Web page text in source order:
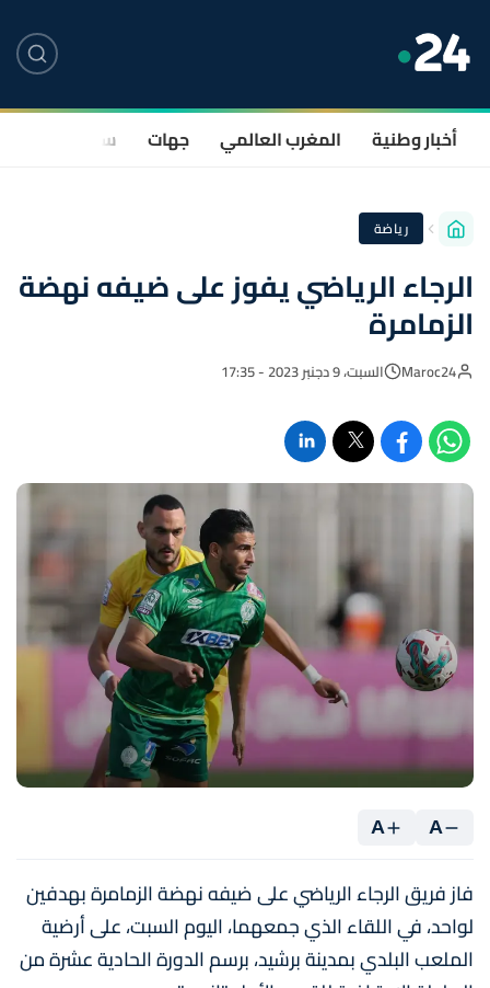
أخبار وطنية المغرب العالمي جهات سياسة
رياضة
الرجاء الرياضي يفوز على ضيفه نهضة
الزمامرة
Maroc24 السبت، 9 دجنبر 2023 - 17:35
A
A
فاز فريق الرجاء الرياضي على ضيفه نهضة الزمامرة بهدفين
لواحد، في اللقاء الذي جمعهما، اليوم السبت، على أرضية
الملعب البلدي بمدينة برشيد، برسم الدورة الحادية عشرة من